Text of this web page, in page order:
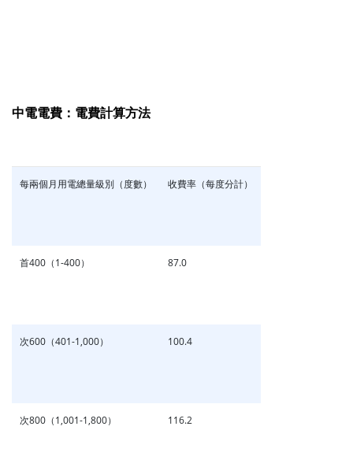
中電電費：電費計算方法
每兩個月用電總量級別（度數） 收費率（每度分計）
首400（1-400） 87.0
次600（401-1,000） 100.4
次800（1,001-1,800） 116.2